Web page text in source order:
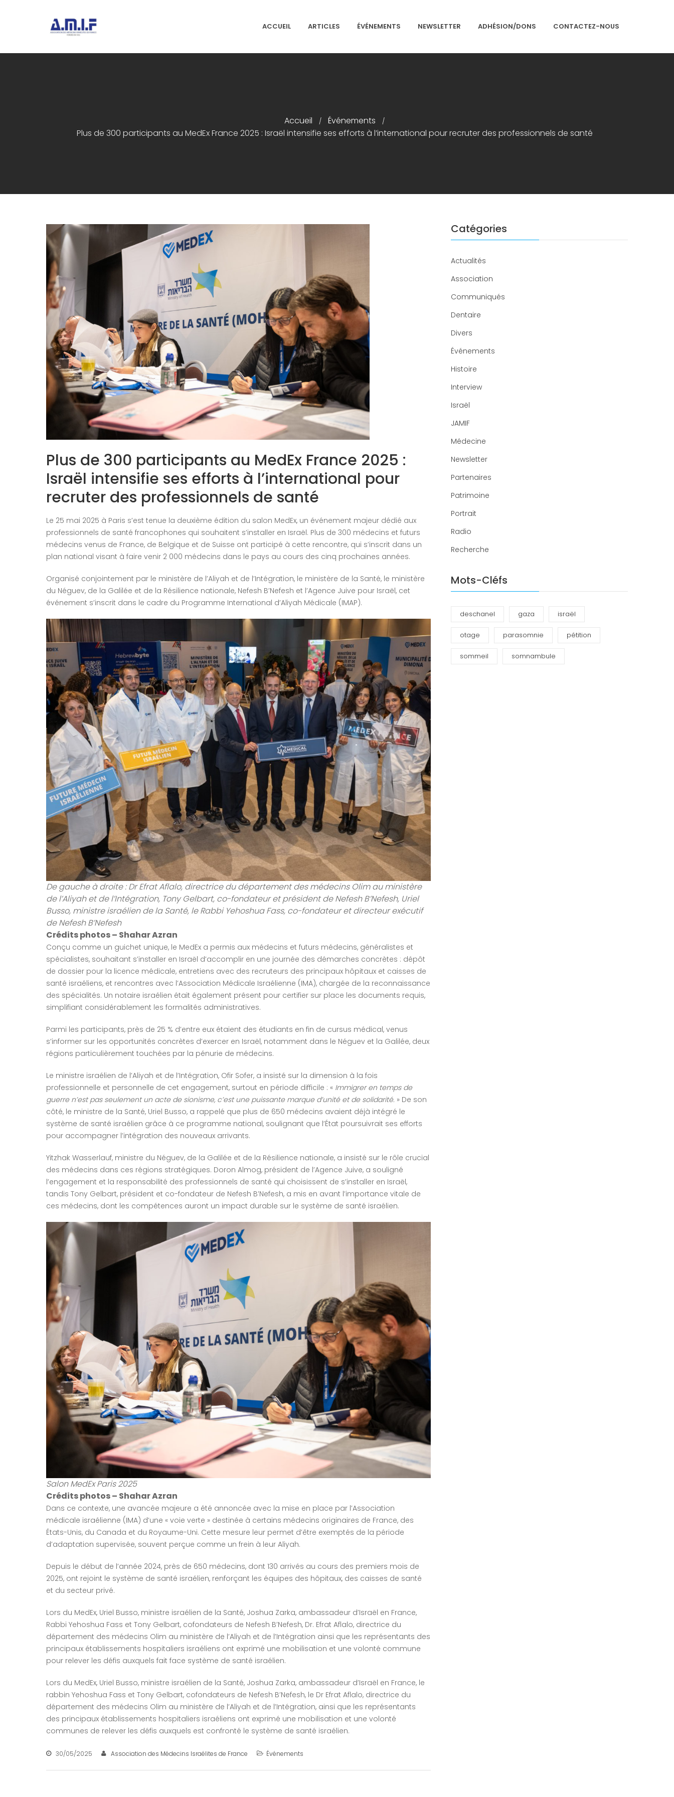
Articles
Congrès 2019
ACCUEIL ARTICLES ÉVÉNEMENTS NEWSLETTER ADHÉSION/DONS CONTACTEZ-NOUS
Accueil / Événements /
Plus de 300 participants au MedEx France 2025 : Israël intensifie ses efforts à l’international pour recruter des professionnels de santé
Plus de 300 participants au MedEx France 2025 :
Israël intensifie ses efforts à l’international pour
recruter des professionnels de santé
Le 25 mai 2025 à Paris s’est tenue la deuxième édition du salon MedEx, un événement majeur dédié aux
professionnels de santé francophones qui souhaitent s’installer en Israël. Plus de 300 médecins et futurs
médecins venus de France, de Belgique et de Suisse ont participé à cette rencontre, qui s’inscrit dans un
plan national visant à faire venir 2 000 médecins dans le pays au cours des cinq prochaines années.
Organisé conjointement par le ministère de l’Aliyah et de l’Intégration, le ministère de la Santé, le ministère
du Néguev, de la Galilée et de la Résilience nationale, Nefesh B’Nefesh et l’Agence Juive pour Israël, cet
événement s’inscrit dans le cadre du Programme International d’Aliyah Médicale (IMAP).
De gauche à droite : Dr Efrat Aflalo, directrice du département des médecins Olim au ministère
de l’Aliyah et de l’Intégration, Tony Gelbart, co-fondateur et président de Nefesh B’Nefesh, Uriel
Busso, ministre israélien de la Santé, le Rabbi Yehoshua Fass, co-fondateur et directeur exécutif
de Nefesh B’Nefesh
Crédits photos – Shahar Azran
Conçu comme un guichet unique, le MedEx a permis aux médecins et futurs médecins, généralistes et
spécialistes, souhaitant s’installer en Israël d’accomplir en une journée des démarches concrètes : dépôt
de dossier pour la licence médicale, entretiens avec des recruteurs des principaux hôpitaux et caisses de
santé israéliens, et rencontres avec l’Association Médicale Israélienne (IMA), chargée de la reconnaissance
des spécialités. Un notaire israélien était également présent pour certifier sur place les documents requis,
simplifiant considérablement les formalités administratives.
Parmi les participants, près de 25 % d’entre eux étaient des étudiants en fin de cursus médical, venus
s’informer sur les opportunités concrètes d’exercer en Israël, notamment dans le Néguev et la Galilée, deux
régions particulièrement touchées par la pénurie de médecins.
Le ministre israélien de l’Aliyah et de l’Intégration, Ofir Sofer, a insisté sur la dimension à la fois
professionnelle et personnelle de cet engagement, surtout en période difficile : « Immigrer en temps de
guerre n’est pas seulement un acte de sionisme, c’est une puissante marque d’unité et de solidarité. » De son
côté, le ministre de la Santé, Uriel Busso, a rappelé que plus de 650 médecins avaient déjà intégré le
système de santé israélien grâce à ce programme national, soulignant que l’État poursuivrait ses efforts
pour accompagner l’intégration des nouveaux arrivants.
Yitzhak Wasserlauf, ministre du Néguev, de la Galilée et de la Résilience nationale, a insisté sur le rôle crucial
des médecins dans ces régions stratégiques. Doron Almog, président de l’Agence Juive, a souligné
l’engagement et la responsabilité des professionnels de santé qui choisissent de s’installer en Israël,
tandis Tony Gelbart, président et co-fondateur de Nefesh B’Nefesh, a mis en avant l’importance vitale de
ces médecins, dont les compétences auront un impact durable sur le système de santé israélien.
Salon MedEx Paris 2025
Crédits photos – Shahar Azran
Dans ce contexte, une avancée majeure a été annoncée avec la mise en place par l’Association
médicale israélienne (IMA) d’une « voie verte » destinée à certains médecins originaires de France, des
États-Unis, du Canada et du Royaume-Uni. Cette mesure leur permet d’être exemptés de la période
d’adaptation supervisée, souvent perçue comme un frein à leur Aliyah.
Depuis le début de l’année 2024, près de 650 médecins, dont 130 arrivés au cours des premiers mois de
2025, ont rejoint le système de santé israélien, renforçant les équipes des hôpitaux, des caisses de santé
et du secteur privé.
Lors du MedEx, Uriel Busso, ministre israélien de la Santé, Joshua Zarka, ambassadeur d’Israël en France,
Rabbi Yehoshua Fass et Tony Gelbart, cofondateurs de Nefesh B’Nefesh, Dr. Efrat Aflalo, directrice du
département des médecins Olim au ministère de l’Aliyah et de l’Intégration ainsi que les représentants des
principaux établissements hospitaliers israéliens ont exprimé une mobilisation et une volonté commune
pour relever les défis auxquels fait face système de santé israélien.
Lors du MedEx, Uriel Busso, ministre israélien de la Santé, Joshua Zarka, ambassadeur d’Israël en France, le
rabbin Yehoshua Fass et Tony Gelbart, cofondateurs de Nefesh B’Nefesh, le Dr Efrat Aflalo, directrice du
département des médecins Olim au ministère de l’Aliyah et de l’Intégration, ainsi que les représentants
des principaux établissements hospitaliers israéliens ont exprimé une mobilisation et une volonté
communes de relever les défis auxquels est confronté le système de santé israélien.
30/05/2025 Association des Médecins Israélites de France Événements
Catégories
Actualités
Association
Communiqués
Dentaire
Divers
Événements
Histoire
Interview
Israël
JAMIF
Médecine
Newsletter
Partenaires
Patrimoine
Portrait
Radio
Recherche
Mots-Cléfs
deschanel gaza israël
otage parasomnie pétition
sommeil somnambule